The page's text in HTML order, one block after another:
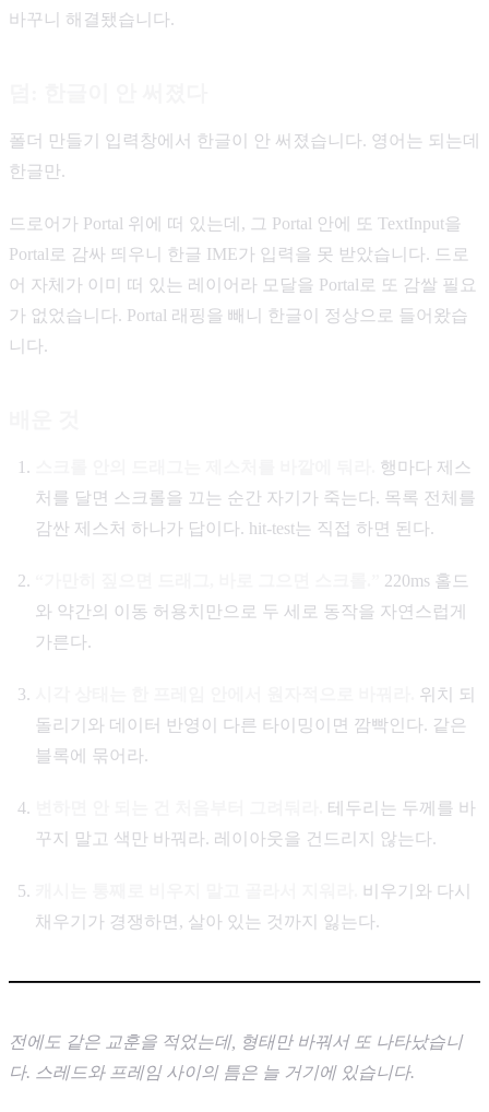
바꾸니 해결됐습니다.
폴더 만들기 입력창에서 한글이 안 써졌습니다. 영어는 되는데
한글만.
드로어가 Portal 위에 떠 있는데, 그 Portal 안에 또 TextInput을
Portal로 감싸 띄우니 한글 IME가 입력을 못 받았습니다. 드로
어 자체가 이미 떠 있는 레이어라 모달을 Portal로 또 감쌀 필요
가 없었습니다. Portal 래핑을 빼니 한글이 정상으로 들어왔습
니다.
행마다 제스
처를 달면 스크롤을 끄는 순간 자기가 죽는다. 목록 전체를
감싼 제스처 하나가 답이다. hit-test는 직접 하면 된다.
220ms 홀드
와 약간의 이동 허용치만으로 두 세로 동작을 자연스럽게
가른다.
위치 되
돌리기와 데이터 반영이 다른 타이밍이면 깜빡인다. 같은
블록에 묶어라.
테두리는 두께를 바
꾸지 말고 색만 바꿔라. 레이아웃을 건드리지 않는다.
비우기와 다시
채우기가 경쟁하면, 살아 있는 것까지 잃는다.
전에도 같은 교훈을 적었는데, 형태만 바꿔서 또 나타났습니
다. 스레드와 프레임 사이의 틈은 늘 거기에 있습니다.